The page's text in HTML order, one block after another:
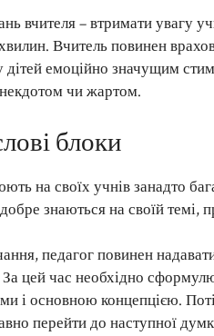
вчителя – втримати увагу
Вчитель повинен
дітей емоційно значущим
чи жартом.
блоки
на своїх учнів занадто
знаються на своїй темі,
педагог повинен
цей час необхідно
і основною концепцією.
перейти до наступної